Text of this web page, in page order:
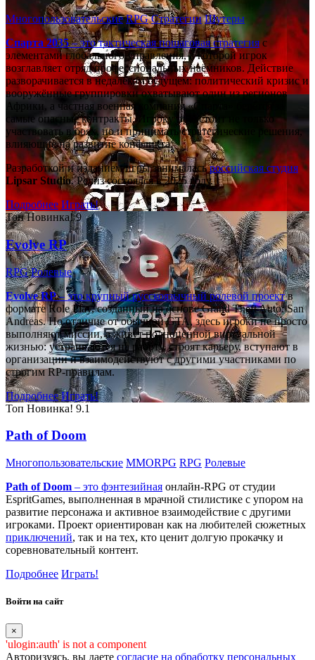
Многопользовательские RPG Стратегии Шутеры
Спарта 2035– это тактическаяпошаговая стратегияс
элементами глобального управления, в которой игрок
возглавляет отряд профессиональных наёмников. Действие
разворачивается в недалёком будущем: политический кризис и
вооружённые группировки охватывают один из регионов
Африки, а частная военная компания «Спарта» берётся за
самые опасные контракты. Игроку предстоит не только
участвовать в боях, но и принимать стратегические решения,
влияющие на развитие конфликта.
Разработкой и изданием игры занималасьроссийская студия
Lipsar Studio. Релиз состоялся в 2025 году.
Подробнее Играть!
Топ Новинка! 9
Evolve RP
RPG Ролевые
Evolve RP– это крупный русскоязычныйролевой проектв
формате Role Play, созданный на основе Grand Theft Auto: San
Andreas. Но отличие от обычной GTA, здесь игроки не просто
выполняют миссии, а живут полноценной виртуальной
жизнью: устраиваются на работу, строят карьеру, вступают в
организации и взаимодействуют с другими участниками по
строгим RP-правилам.
Подробнее Играть!
Топ Новинка! 9.1
Path of Doom
Многопользовательские MMORPG RPG Ролевые
Path of Doom – это фэнтезийная онлайн-RPG от студии
EspritGames, выполненная в мрачной стилистике с упором на
развитие персонажа и активное взаимодействие с другими
игроками. Проект ориентирован как на любителей сюжетных
приключений, так и на тех, кто ценит долгую прокачку и
соревновательный контент.
Подробнее Играть!
Войти на сайт
×
'ulogin:auth' is not a component
Авторизуясь, вы даете согласие на обработку персональных